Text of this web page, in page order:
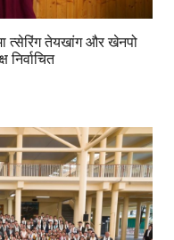
त्सेरिंग तेयखांग और खेनपो